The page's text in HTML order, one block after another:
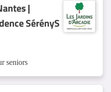
|
SérényS
seniors